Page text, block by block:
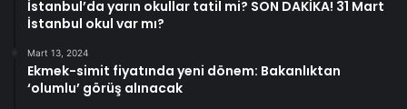
İstanbul’da yarın okullar tatil mi? SON DAKİKA! 31 Mart
İstanbul okul var mı?
Mart 13, 2024
Ekmek-simit fiyatında yeni dönem: Bakanlıktan
‘olumlu’ görüş alınacak